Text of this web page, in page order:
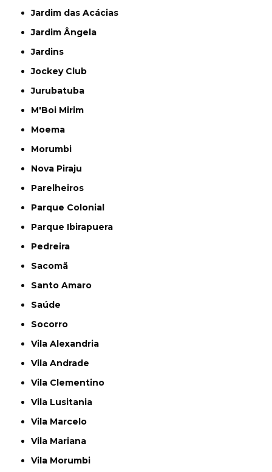
Jardim das Acácias
Jardim Ângela
Jardins
Jockey Club
Jurubatuba
M'Boi Mirim
Moema
Morumbi
Nova Piraju
Parelheiros
Parque Colonial
Parque Ibirapuera
Pedreira
Sacomã
Santo Amaro
Saúde
Socorro
Vila Alexandria
Vila Andrade
Vila Clementino
Vila Lusitania
Vila Marcelo
Vila Mariana
Vila Morumbi